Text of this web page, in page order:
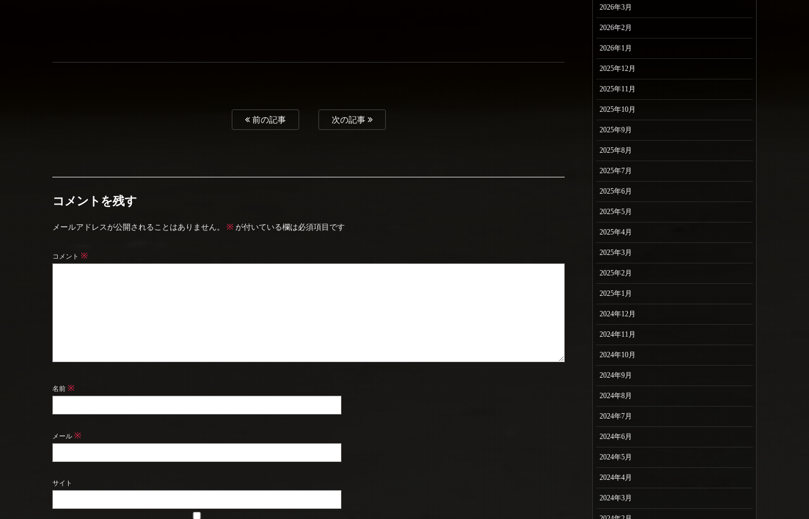
前の記事 次の記事
コメントを残す
メールアドレスが公開されることはありません。 ※が付いている欄は必須項目です
コメント※
名前※
メール※
サイト
2026年3月
2026年2月
2026年1月
2025年12月
2025年11月
2025年10月
2025年9月
2025年8月
2025年7月
2025年6月
2025年5月
2025年4月
2025年3月
2025年2月
2025年1月
2024年12月
2024年11月
2024年10月
2024年9月
2024年8月
2024年7月
2024年6月
2024年5月
2024年4月
2024年3月